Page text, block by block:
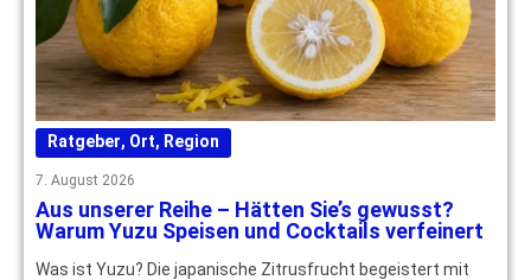
Ratgeber, Ort, Region
7. August 2026
Aus unserer Reihe – Hätten Sie’s gewusst?
Warum Yuzu Speisen und Cocktails verfeinert
Was ist Yuzu? Die japanische Zitrusfrucht begeistert mit